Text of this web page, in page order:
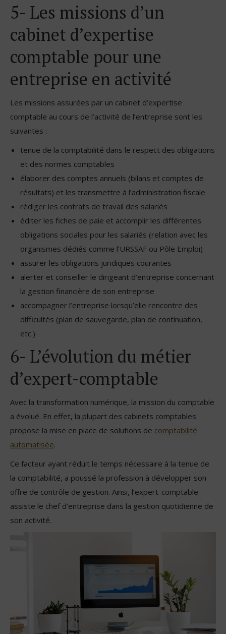
5- Les missions d’un
cabinet d’expertise
comptable pour une
entreprise en activité
Les missions assurées par un cabinet d’expertise
comptable au cours de l’activité de l’entreprise sont les
suivantes :
tenue de la comptabilité dans le respect des obligations
et des normes comptables
élaborer des comptes annuels (bilans et comptes de
résultats) et les transmettre à l’administration fiscale
rédiger les contrats de travail des salariés
éditer les fiches de paie et accomplir les différentes
obligations sociales pour les salariés (relation avec les
organismes dédiés comme l’URSSAF ou Pôle Emploi)
assurer les obligations juridiques courantes
alerter et conseiller le dirigeant d’entreprise concernant
la gestion financière de son entreprise
accompagner l’entreprise lorsqu’elle rencontre des
difficultés (plan de sauvegarde, plan de continuation,
etc.)
6- L’évolution du métier
d’expert-comptable
Avec la transformation numérique, la mission du comptable
a évolué. En effet, la plupart des cabinets comptables
propose la mise en place de solutions de comptabilité
automatisée.
Ce facteur ayant réduit le temps nécessaire à la tenue de
la comptabilité, a poussé la profession à développer son
offre de contrôle de gestion. Ainsi, l’expert-comptable
assiste le chef d’entreprise dans la gestion quotidienne de
son activité.